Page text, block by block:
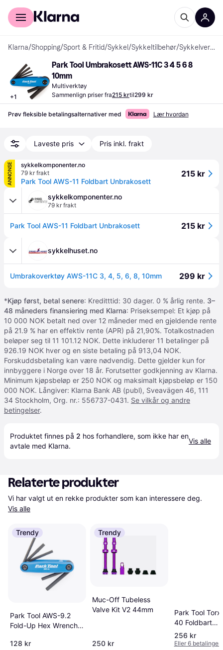
For kunder
Klarna/Shopping/Sport & Fritid/Sykkel /Sykkeltilbehør/ Sykkelverktøy
+1
Park Tool Umbrakosett AWS-11C 3 4 5 6 8
10mm
Multiverktøy
Sammenlign priser fra215 krtil299 kr
Prøv fleksible betalingsalternativer med Lær hvordan
Laveste pris Pris inkl. frakt
ANNONSE
sykkelkomponenter.no
79 kr frakt
Park Tool AWS-11 Foldbart Unbrakosett
215 kr
sykkelkomponenter.no
79 kr frakt
Park Tool AWS-11 Foldbart Unbrakosett 215 kr
sykkelhuset.no
Umbrakoverktøy AWS-11C 3, 4, 5, 6, 8, 10mm 299 kr
*Kjøp først, betal senere: Kreditttid: 30 dager. 0 % årlig rente. 3–
48 måneders finansiering med Klarna: Priseksempel: Et kjøp på
10 000 NOK betalt ned over 12 måneder med en gjeldende rente
på 21.9 % har en effektiv rente (APR) på 21,90%. Totalkostnaden
beløper seg til 11 101.12 NOK. Dette inkluderer 11 betalinger på
926.19 NOK hver og en siste betaling på 913,04 NOK.
Forskuddsbetaling kan være nødvendig. Dette gjelder kun for
innbyggere i Norge over 18 år. Forutsetter godkjenning av Klarna.
Minimum kjøpsbeløp er 250 NOK og maksimalt kjøpsbeløp er 150
000 NOK. Långiver: Klarna Bank AB (publ), Sveavägen 46, 111
34 Stockholm, Org. nr.: 556737-0431. Se vilkår og andre
betingelser.
Produktet finnes på 2 hos forhandlere, som ikke har en
avtale med Klarna.
Vis alle
Relaterte produkter
Vis alle
Trendy
Park Tool AWS-9.2
Fold-Up Hex Wrench
128 kr
Trendy
Muc-Off Tubeless
Valve Kit V2 44mm
250 kr
Park Tool
40 Foldbart
Torxnøkkelsett
256 kr
Eller 6 betalinger